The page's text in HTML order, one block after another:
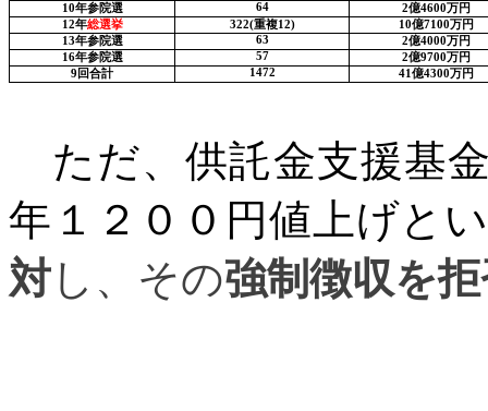
10年参院選 64 2億4600万円
12年総選挙 322(重複12) 10億7100万円
13年参院選 63 2億4000万円
16年参院選 57 2億9700万円
9 回合計 1472 41 億4300万円
ただ、供託金支援基
年１２００円値上げと
対し、その強制徴収を